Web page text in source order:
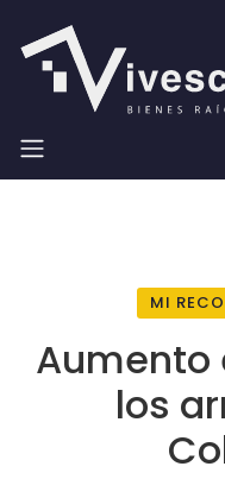
MI
Aumento
los